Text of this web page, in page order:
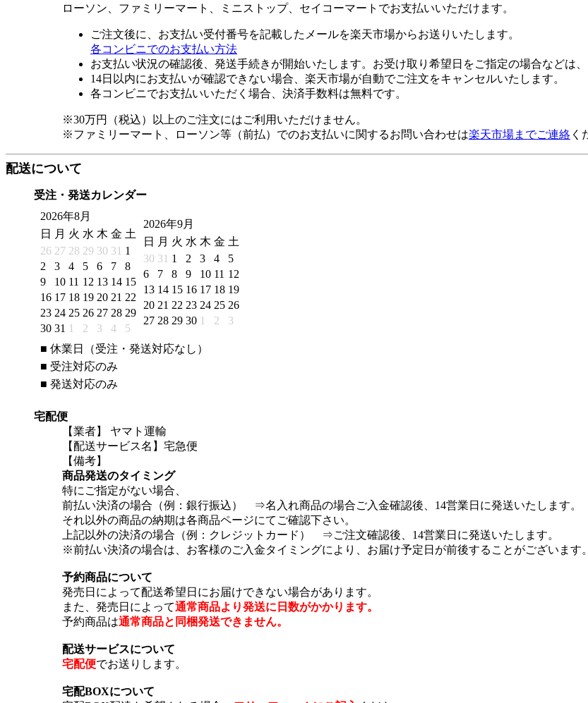
ローソン、ファミリーマート、ミニストップ、セイコーマートでお支払いいただけます。
ご注文後に、お支払い受付番号を記載したメールを楽天市場からお送りいたします。
各コンビニでのお支払い方法
お支払い状況の確認後、発送手続きが開始いたします。お受け取り希望日をご指定の場合などは
14日以内にお支払いが確認できない場合、楽天市場が自動でご注文をキャンセルいたします。
各コンビニでお支払いいただく場合、決済手数料は無料です。
※30万円（税込）以上のご注文にはご利用いただけません。
※ファミリーマート、ローソン等（前払）でのお支払いに関するお問い合わせは楽天市場までご連絡 く
配送について
受注・発送カレンダー
2026年8月
日
月 火 水 木 金 土
26 27 28 29 30 31 1
2
3 4 5 6 7
8
9
10 11 12 13 14 15
16 17 18 19 20 21 22
23 24 25 26 27 28 29
30 31 1 2 3 4 5
2026年9月
日
月 火 水 木 金 土
30 31 1 2 3 4
5
6
7 8 9 10 11 12
13 14 15 16 17 18 19
20 21 22 23 24 25 26
27 28 29 30 1 2 3
■ 休業日（受注・発送対応なし）
■ 受注対応のみ
■ 発送対応のみ
宅配便
【業者】 ヤマト運輸
【配送サービス名】宅急便
【備考】
商品発送のタイミング
特にご指定がない場合、
前払い決済の場合（例：銀行振込） ⇒名入れ商品の場合ご入金確認後、14営業日に発送いたします。
それ以外の商品の納期は各商品ページにてご確認下さい。
上記以外の決済の場合（例：クレジットカード） ⇒ご注文確認後、14営業日に発送いたします。
※前払い決済の場合は、お客様のご入金タイミングにより、お届け予定日が前後することがございます。
予約商品について
発売日によって配送希望日にお届けできない場合があります。
また、発売日によって通常商品より発送に日数がかかります。
予約商品は通常商品と同梱発送できません。
配送サービスについて
宅配便でお送りします。
宅配BOXについて